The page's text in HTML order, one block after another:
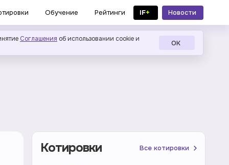
Обучение Рейтинги IF+
Новости
в MAX
Соглашения об использовании cookie и
ОК
Котировки Все котировки